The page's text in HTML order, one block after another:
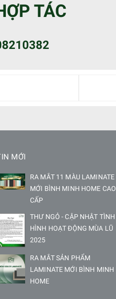
TÁC
MỚI
RA MẮT 11 MÀU LAMINATE
MỚI BÌNH MINH HOME CAO
CẤP
THƯ NGỎ - CẬP NHẬT TÌNH
HÌNH HOẠT ĐỘNG MÙA LŨ
2025
RA MẮT SẢN PHẨM
LAMINATE MỚI BÌNH MINH
HOME